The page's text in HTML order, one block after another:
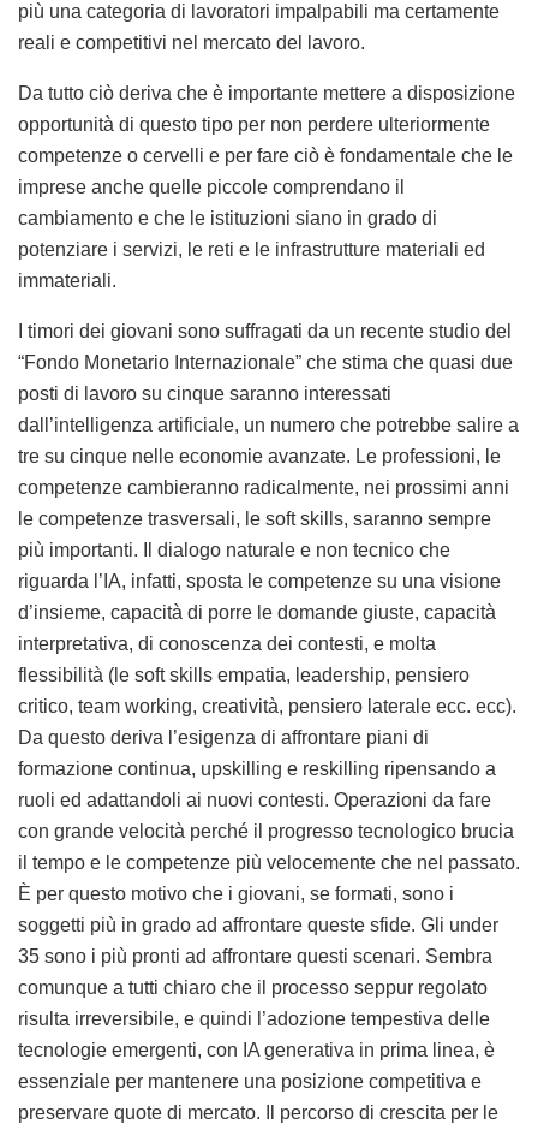
più una categoria di lavoratori impalpabili ma certamente
reali e competitivi nel mercato del lavoro.
Da tutto ciò deriva che è importante mettere a disposizione
opportunità di questo tipo per non perdere ulteriormente
competenze o cervelli e per fare ciò è fondamentale che le
imprese anche quelle piccole comprendano il
cambiamento e che le istituzioni siano in grado di
potenziare i servizi, le reti e le infrastrutture materiali ed
immateriali.
I timori dei giovani sono suffragati da un recente studio del
“Fondo Monetario Internazionale” che stima che quasi due
posti di lavoro su cinque saranno interessati
dall’intelligenza artificiale, un numero che potrebbe salire a
tre su cinque nelle economie avanzate. Le professioni, le
competenze cambieranno radicalmente, nei prossimi anni
le competenze trasversali, le soft skills, saranno sempre
più importanti. Il dialogo naturale e non tecnico che
riguarda l’IA, infatti, sposta le competenze su una visione
d’insieme, capacità di porre le domande giuste, capacità
interpretativa, di conoscenza dei contesti, e molta
flessibilità (le soft skills empatia, leadership, pensiero
critico, team working, creatività, pensiero laterale ecc. ecc).
Da questo deriva l’esigenza di affrontare piani di
formazione continua, upskilling e reskilling ripensando a
ruoli ed adattandoli ai nuovi contesti. Operazioni da fare
con grande velocità perché il progresso tecnologico brucia
il tempo e le competenze più velocemente che nel passato.
È per questo motivo che i giovani, se formati, sono i
soggetti più in grado ad affrontare queste sfide. Gli under
35 sono i più pronti ad affrontare questi scenari. Sembra
comunque a tutti chiaro che il processo seppur regolato
risulta irreversibile, e quindi l’adozione tempestiva delle
tecnologie emergenti, con IA generativa in prima linea, è
essenziale per mantenere una posizione competitiva e
preservare quote di mercato. Il percorso di crescita per le